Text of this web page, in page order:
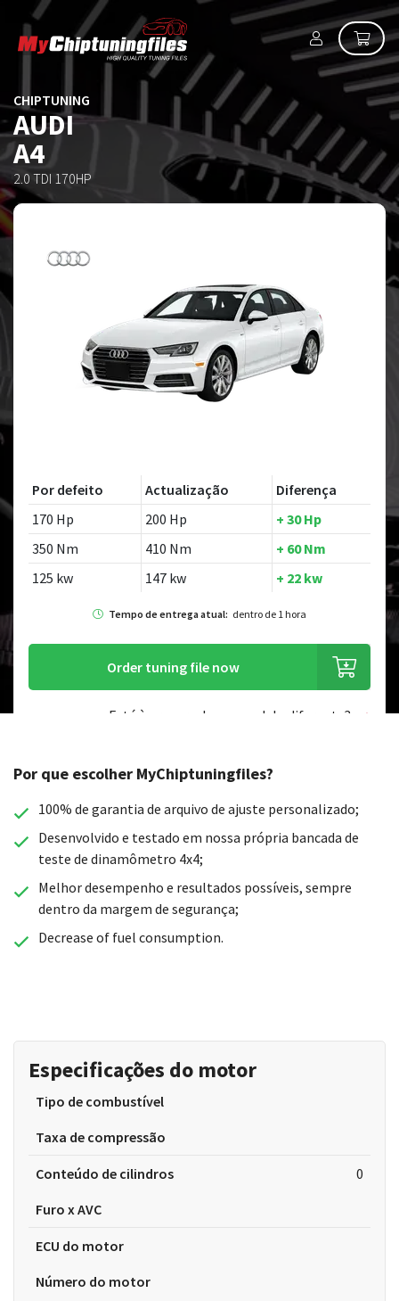
CHIPTUNING
AUDI
A4
2.0 TDI 170HP
Por defeito Actualização
Diferença
170 Hp
200 Hp
+ 30 Hp
350 Nm
410 Nm
+ 60 Nm
125 kw
147 kw + 22 kw
Tempo de entrega atual: dentro de 1 hora
Order tuning file now
Está à procura de um modelo diferente?
Por que escolher MyChiptuningfiles?
100% de garantia de arquivo de ajuste personalizado;
Desenvolvido e testado em nossa própria bancada de
teste de dinamômetro 4x4;
Melhor desempenho e resultados possíveis, sempre
dentro da margem de segurança;
Decrease of fuel consumption.
Especificações do motor
Tipo de combustível
Taxa de compressão
Conteúdo de cilindros
0
Furo x AVC
ECU do motor
Número do motor